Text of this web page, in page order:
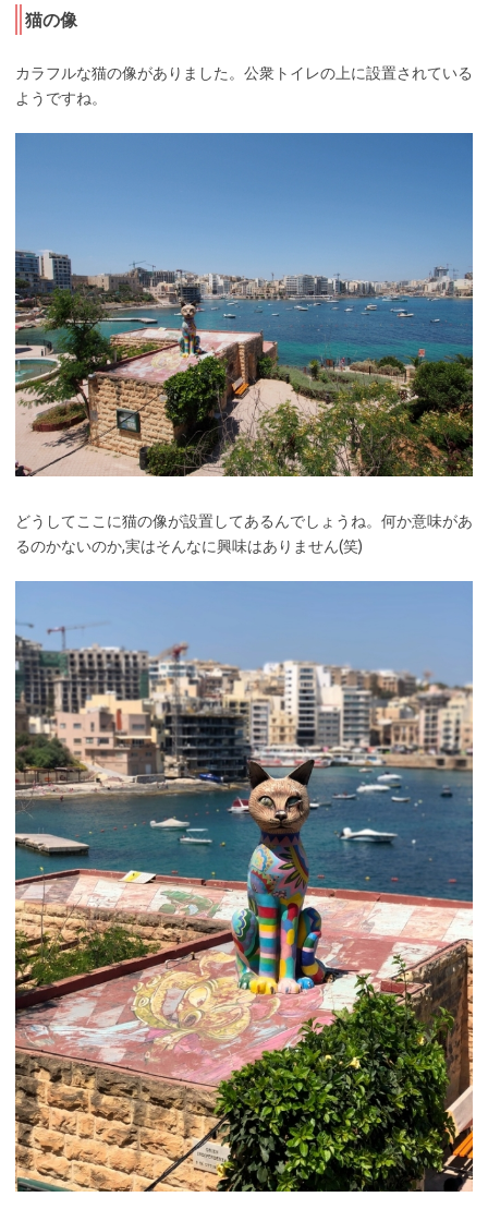
猫の像
カラフルな猫の像がありました。公衆トイレの上に設置されている
ようですね。
どうしてここに猫の像が設置してあるんでしょうね。何か意味があ
るのかないのか,実はそんなに興味はありません(笑)